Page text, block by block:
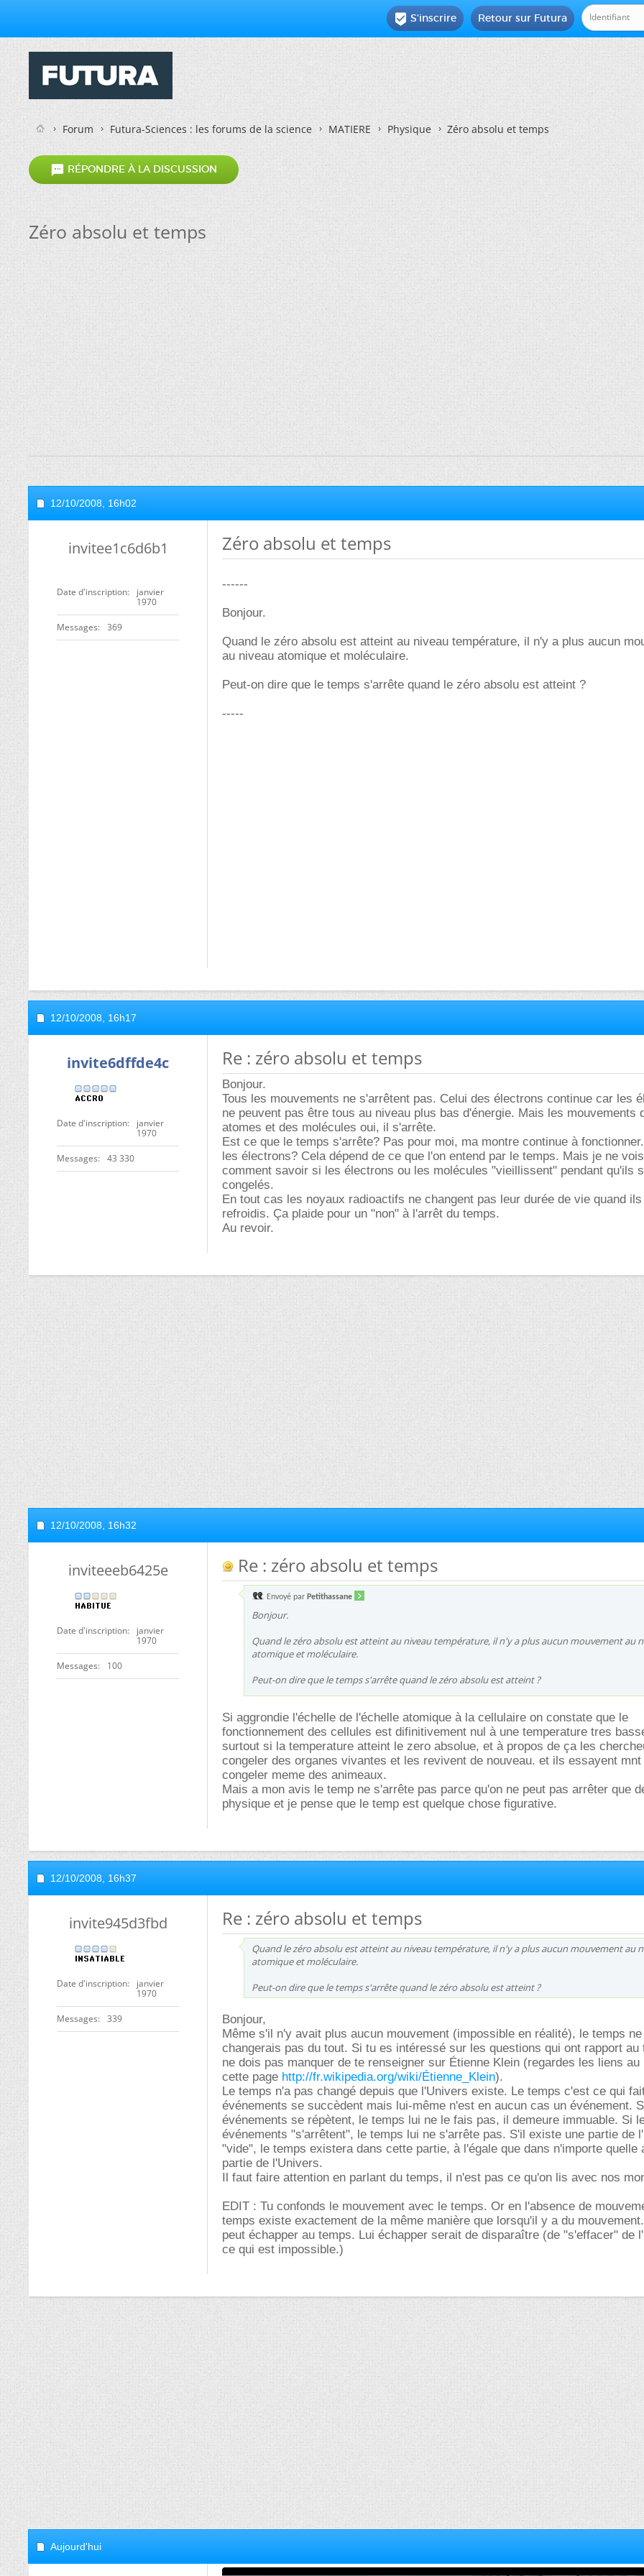
Retour sur Futura
 S'inscrire
Forum Futura-Sciences : les forums de la science MATIERE Physique Zéro absolu et temps
 RÉPONDRE À LA DISCUSSION
Zéro absolu et temps
12/10/2008, 16h02
invitee1c6d6b1
Date d'inscription
janvier
1970
Messages 369
Zéro absolu et temps
------
Bonjour.
Quand le zéro absolu est atteint au niveau température, il n'y a plus aucun
au niveau atomique et moléculaire.
Peut-on dire que le temps s'arrête quand le zéro absolu est atteint ?
-----
12/10/2008, 16h17
invite6dffde4c
Date d'inscription
janvier
1970
Messages 43 330
Re : zéro absolu et temps
Bonjour.
Tous les mouvements ne s'arrêtent pas. Celui des électrons continue car les
ne peuvent pas être tous au niveau plus bas d'énergie. Mais les mouvements
atomes et des molécules oui, il s'arrête.
Est ce que le temps s'arrête? Pas pour moi, ma montre continue à
les électrons? Cela dépend de ce que l'on entend par le temps. Mais je ne
comment savoir si les électrons ou les molécules "vieillissent" pendant qu'ils
congelés.
En tout cas les noyaux radioactifs ne changent pas leur durée de vie quand
refroidis. Ça plaide pour un "non" à l'arrêt du temps.
Au revoir.
12/10/2008, 16h32
inviteeeb6425e
Date d'inscription
janvier
1970
Messages 100
Re : zéro absolu et temps
Envoyé par Petithassane
Bonjour.
Quand le zéro absolu est atteint au niveau température, il n'y a plus aucun mouvement au
atomique et moléculaire.
Peut-on dire que le temps s'arrête quand le zéro absolu est atteint ?
Si aggrondie l'échelle de l'échelle atomique à la cellulaire on constate que le
fonctionnement des cellules est difinitivement nul à une temperature tres
surtout si la temperature atteint le zero absolue, et à propos de ça les
congeler des organes vivantes et les revivent de nouveau. et ils essayent mnt
congeler meme des animeaux.
Mais a mon avis le temp ne s'arrête pas parce qu'on ne peut pas arrêter que
physique et je pense que le temp est quelque chose figurative.
12/10/2008, 16h37
invite945d3fbd
Date d'inscription
janvier
1970
Messages 339
Re : zéro absolu et temps
Quand le zéro absolu est atteint au niveau température, il n'y a plus aucun mouvement au
atomique et moléculaire.
Peut-on dire que le temps s'arrête quand le zéro absolu est atteint ?
Bonjour,
Même s'il n'y avait plus aucun mouvement (impossible en réalité), le temps ne
changerais pas du tout. Si tu es intéressé sur les questions qui ont rapport au
ne dois pas manquer de te renseigner sur Étienne Klein (regardes les liens au
cette page http://fr.wikipedia.org/wiki/Étienne_Klein).
Le temps n'a pas changé depuis que l'Univers existe. Le temps c'est ce qui
événements se succèdent mais lui-même n'est en aucun cas un événement.
événements se répètent, le temps lui ne le fais pas, il demeure immuable. Si
événements "s'arrêtent", le temps lui ne s'arrête pas. S'il existe une partie de
"vide", le temps existera dans cette partie, à l'égale que dans n'importe quelle
partie de l'Univers.
Il faut faire attention en parlant du temps, il n'est pas ce qu'on lis avec nos
EDIT : Tu confonds le mouvement avec le temps. Or en l'absence de
temps existe exactement de la même manière que lorsqu'il y a du
peut échapper au temps. Lui échapper serait de disparaître (de "s'effacer" de
ce qui est impossible.)
Aujourd'hui